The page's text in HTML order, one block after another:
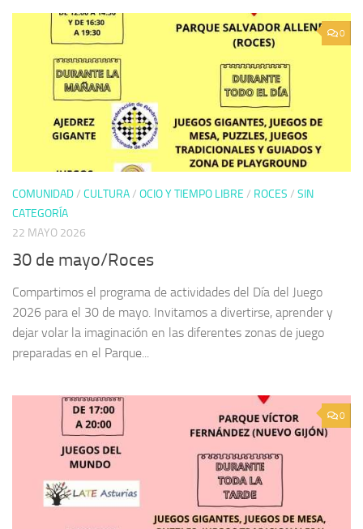
0
COMUNIDAD/ CULTURA/ OCIO Y TIEMPO LIBRE / ROCES / SIN
CATEGORÍA
22 MAYO 2026
30 de mayo/Roces
Compartimos el programa de actividades del Día del Juego
2026 para el 30 de mayo. Invitamos a divertirse, aprender y
dejar volar la imaginación en las diferentes zonas de juego
preparadas en el Parque...
0